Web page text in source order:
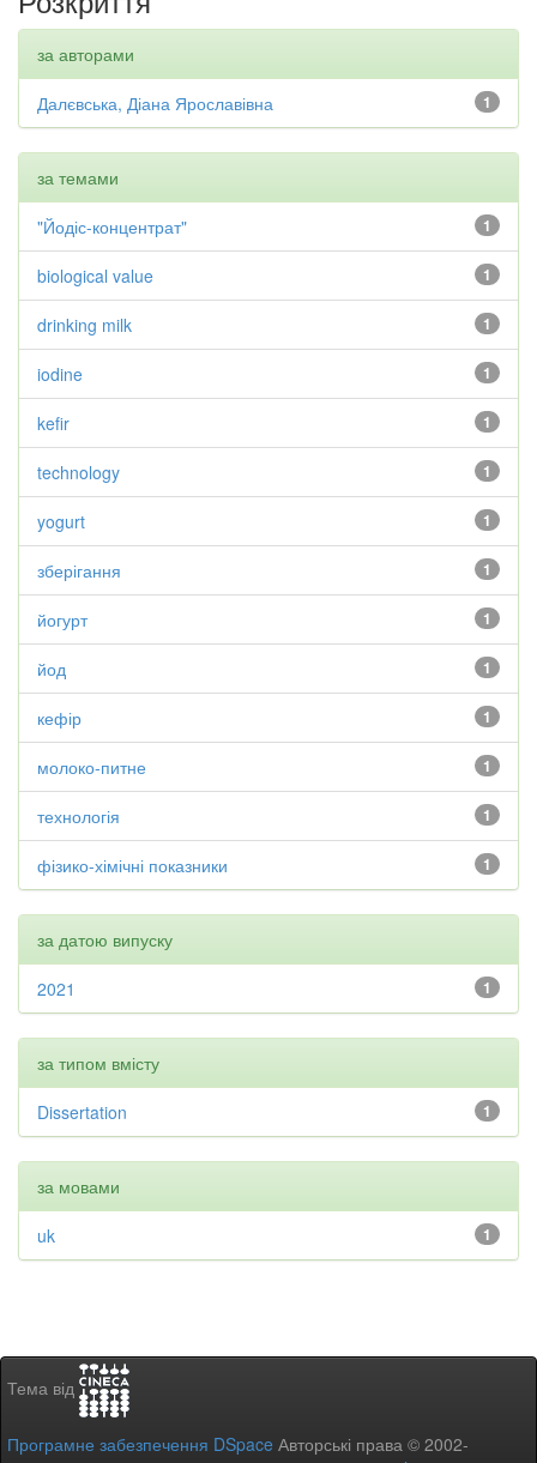
за авторами
1
Далєвська, Діана Ярославівна
за темами
1
"Йодіс-концентрат"
1
biological value
1
drinking milk
1
iodine
1
kefir
1
technology
1
yogurt
1
зберігання
1
йогурт
1
йод
1
кефір
1
молоко-питне
1
технологія
1
фізико-хімічні показники
за датою випуску
1
2021
за типом вмісту
1
Dissertation
за мовами
1
uk
Тема від
Програмне забезпечення DSpace Авторські права © 2002-